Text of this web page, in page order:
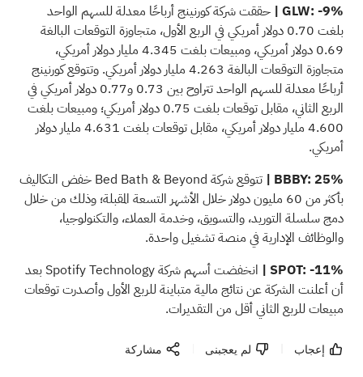
GLW: -9% | حققت شركة كورنينج أرباحًا معدلة للسهم الواحد
بلغت 0.70 دولار أمريكي في الربع الأول، متجاوزة التوقعات البالغة
0.69 دولار أمريكي، ومبيعات بلغت 4.345 مليار دولار أمريكي،
متجاوزة التوقعات البالغة 4.263 مليار دولار أمريكي. وتتوقع كورنينج
أرباحًا معدلة للسهم الواحد تتراوح بين 0.73 و0.77 دولار أمريكي في
الربع الثاني، مقابل توقعات بلغت 0.75 دولار أمريكي؛ ومبيعات بلغت
4.600 مليار دولار أمريكي، مقابل توقعات بلغت 4.631 مليار دولار
أمريكي.
BBBY: 25% |
تتوقع شركة Bed Bath & Beyond خفض التكاليف
بأكثر من 60 مليون دولار خلال الأشهر التسعة المقبلة؛ وذلك من خلال
دمج سلسلة التوريد، والتسويق، وخدمة العملاء، والتكنولوجيا،
والوظائف الإدارية في منصة تشغيل واحدة.
SPOT: -11% |
انخفضت أسهم شركة Spotify Technology بعد
أن أعلنت الشركة عن نتائج مالية متباينة للربع الأول وأصدرت توقعات
مبيعات للربع الثاني أقل من التقديرات.
إعجاب لم يعجبنى مشاركة